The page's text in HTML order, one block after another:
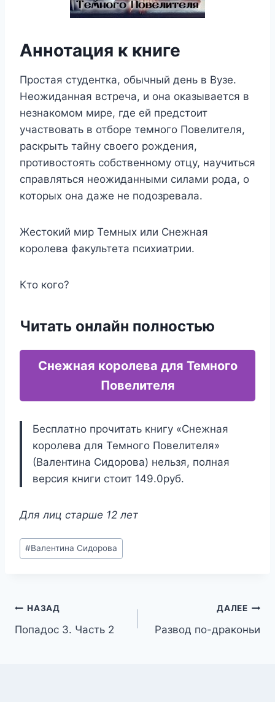
Аннотация к книге
Простая студентка, обычный день в Вузе.
Неожиданная встреча, и она оказывается в
незнакомом мире, где ей предстоит
участвовать в отборе темного Повелителя,
раскрыть тайну своего рождения,
противостоять собственному отцу, научиться
справляться неожиданными силами рода, о
которых она даже не подозревала.
Жестокий мир Темных или Снежная
королева факультета психиатрии.
Кто кого?
Читать онлайн полностью
Снежная королева для Темного
Повелителя
Бесплатно прочитать книгу «Снежная
королева для Темного Повелителя»
(Валентина Сидорова) нельзя, полная
версия книги стоит 149.0руб.
Для лиц старше 12 лет
Метки
записи:
#Валентина Сидорова
Навигация
по
НАЗАД
Попадос 3. Часть 2
ДАЛЕЕ
Развод по-драконьи